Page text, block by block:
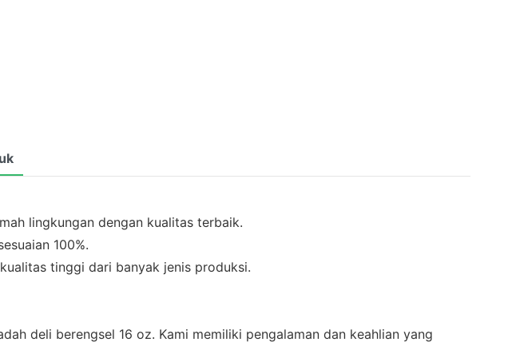
lingkungan dengan kualitas terbaik.
100%.
kualitas tinggi dari banyak jenis produksi.
deli berengsel 16 oz. Kami memiliki pengalaman dan keahlian yang